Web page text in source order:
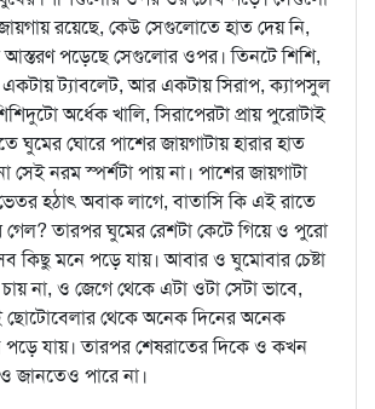
রয়েছে, কেউ সেগুলোতে হাত দেয় নি,
আস্তরণ পড়েছে সেগুলোর ওপর। তিনটে শিশি,
ট্যাবলেট, আর একটায় সিরাপ, ক্যাপসুল
অর্ধেক খালি, সিরাপেরটা প্রায় পুরোটাই
ঘুমের ঘোরে পাশের জায়গাটায় হারার হাত
নরম স্পর্শটা পায় না। পাশের জায়গাটা
হঠাৎ অবাক লাগে, বাতাসি কি এই রাতে
তারপর ঘুমের রেশটা কেটে গিয়ে ও পুরো
কিছু মনে পড়ে যায়। আবার ও ঘুমোবার চেষ্টা
না, ও জেগে থেকে এটা ওটা সেটা ভাবে,
ছোটোবেলার থেকে অনেক দিনের অনেক
পড়ে যায়। তারপর শেষরাতের দিকে ও কখন
জানতেও পারে না।